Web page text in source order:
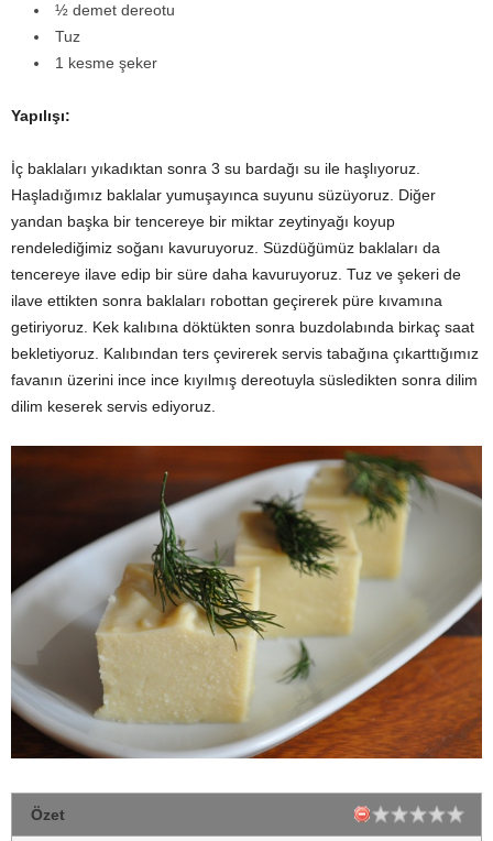
½ demet dereotu
Tuz
1 kesme şeker
Yapılışı:
İç baklaları yıkadıktan sonra 3 su bardağı su ile haşlıyoruz.
Haşladığımız baklalar yumuşayınca suyunu süzüyoruz. Diğer
yandan başka bir tencereye bir miktar zeytinyağı koyup
rendelediğimiz soğanı kavuruyoruz. Süzdüğümüz baklaları da
tencereye ilave edip bir süre daha kavuruyoruz. Tuz ve şekeri de
ilave ettikten sonra baklaları robottan geçirerek püre kıvamına
getiriyoruz. Kek kalıbına döktükten sonra buzdolabında birkaç saat
bekletiyoruz. Kalıbından ters çevirerek servis tabağına çıkarttığımız
favanın üzerini ince ince kıyılmış dereotuyla süsledikten sonra dilim
dilim keserek servis ediyoruz.
Özet